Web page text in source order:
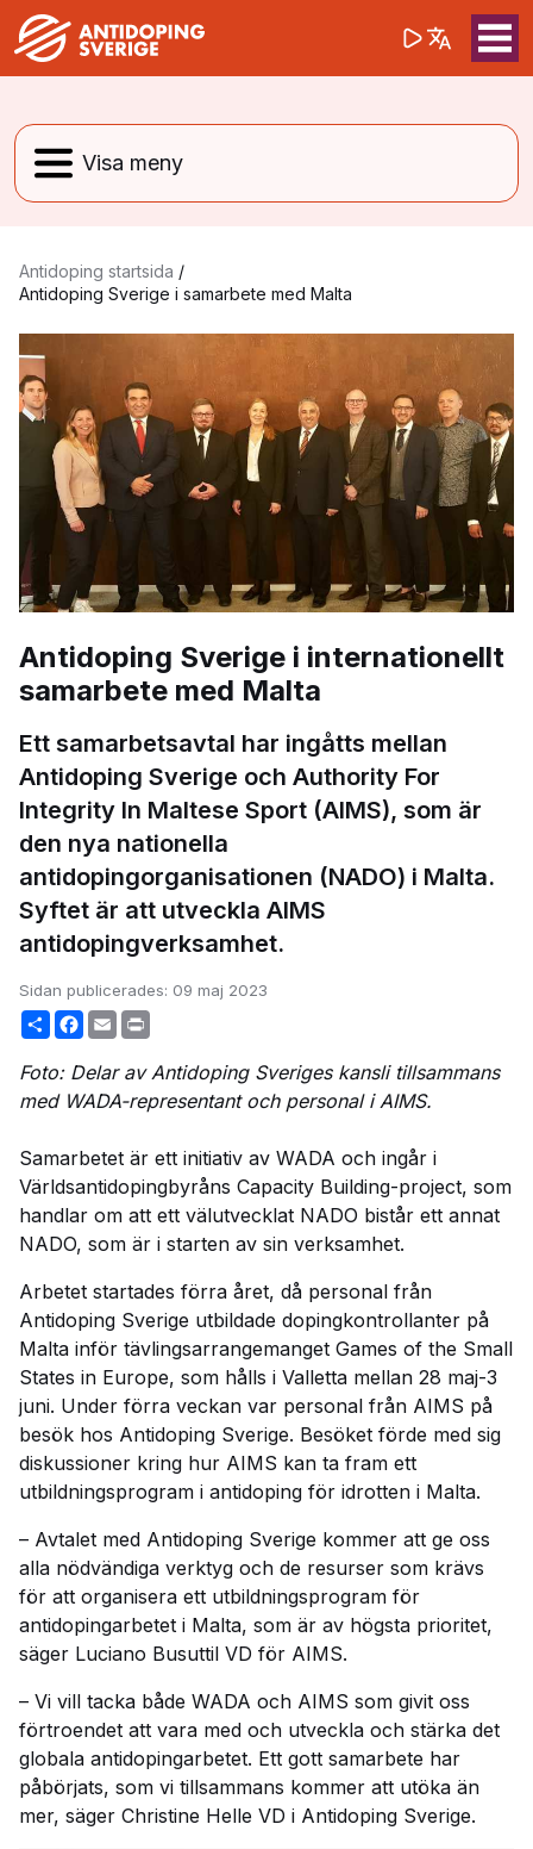
Sök på(opens in a
Antidoping startsida /
Antidoping Sverige i samarbete med Malta
Antidoping Sverige i internationellt
samarbete med Malta
Ett samarbetsavtal har ingåtts mellan
Antidoping Sverige och Authority For
Integrity In Maltese Sport (AIMS), som är
den nya nationella
antidopingorganisationen (NADO) i Malta.
Syftet är att utveckla AIMS
antidopingverksamhet.
Sidan publicerades: 09 maj 2023
ShareFacebook
Email
Foto: Delar av Antidoping Sveriges kansli tillsammans
med WADA-representant och personal i AIMS.
Samarbetet är ett initiativ av WADA och ingår i
Världsantidopingbyråns Capacity Building-project, som
handlar om att ett välutvecklat NADO bistår ett annat
NADO, som är i starten av sin verksamhet.
Arbetet startades förra året, då personal från
Antidoping Sverige utbildade dopingkontrollanter på
Malta inför tävlingsarrangemanget Games of the Small
States in Europe, som hålls i Valletta mellan 28 maj-3
juni. Under förra veckan var personal från AIMS på
besök hos Antidoping Sverige. Besöket förde med sig
diskussioner kring hur AIMS kan ta fram ett
utbildningsprogram i antidoping för idrotten i Malta.
– Avtalet med Antidoping Sverige kommer att ge oss
alla nödvändiga verktyg och de resurser som krävs
för att organisera ett utbildningsprogram för
antidopingarbetet i Malta, som är av högsta prioritet,
säger Luciano Busuttil VD för AIMS.
– Vi vill tacka både WADA och AIMS som givit oss
förtroendet att vara med och utveckla och stärka det
globala antidopingarbetet. Ett gott samarbete har
påbörjats, som vi tillsammans kommer att utöka än
mer, säger Christine Helle VD i Antidoping Sverige.